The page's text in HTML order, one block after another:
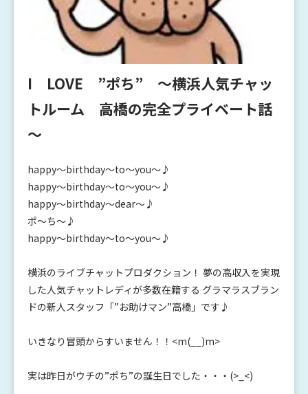
I LOVE ”ポち” ～横浜人気チャッ
トルーム 高橋の完全プライベート話
～
happy～birthday～to～you～♪
happy～birthday～to～you～♪
happy～birthday～dear～♪
ポ～ち～♪
happy～birthday～to～you～♪
横浜のライブチャットプロダクション！ 夢の高収入を実現
した人気チャットレディが多数在籍する グラマラスブラン
ドの新人スタッフ「”お助けマン”高橋」です♪
いきなり冒頭からすいません！！<m(__)m>
実は昨日がウチの”ポち”の誕生日でした・・・(>_<)